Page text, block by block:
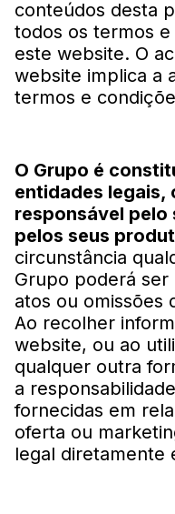
conteúdos desta
todos os termos e
este website. O
website implica a
termos e
O Grupo é
entidades legais,
responsável pelo
pelos seus
circunstância
Grupo poderá ser
atos ou omissões
Ao recolher
website, ou ao
qualquer outra
a
fornecidas em
oferta ou
legal diretamente